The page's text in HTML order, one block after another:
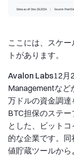
ここには、スケ
トがあります。
Avalon Labs12月
Managementなど
万ドルの資金調達
BTC担保のステ
とした、ビット
的な企業です。
値貯蔵ツールか